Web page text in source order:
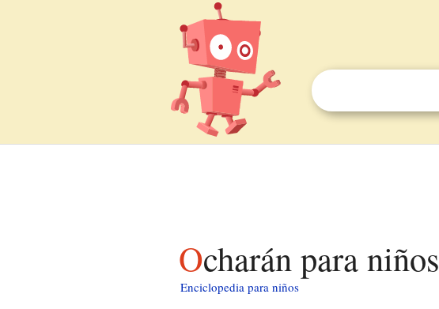
Ocharán para niños
Enciclopedia para niños